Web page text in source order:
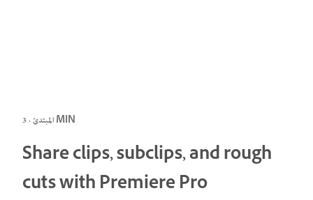
المبتدئ · 3 MIN
Share clips, subclips, and rough
cuts with Premiere Pro